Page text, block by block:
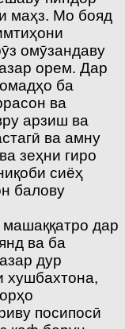
маҳз. Мо бояд
омӯзандаву
орем. Дар
ба
ва
арзиш ва
ва амну
зеҳни гиро
сиёҳ
балову
дар
ва ба
дур
хушбахтона,
посипосӣ